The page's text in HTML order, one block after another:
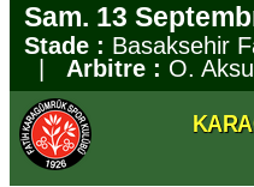
Sam. 13
Stade : Basaksehir
Arbitre : O. Aksu